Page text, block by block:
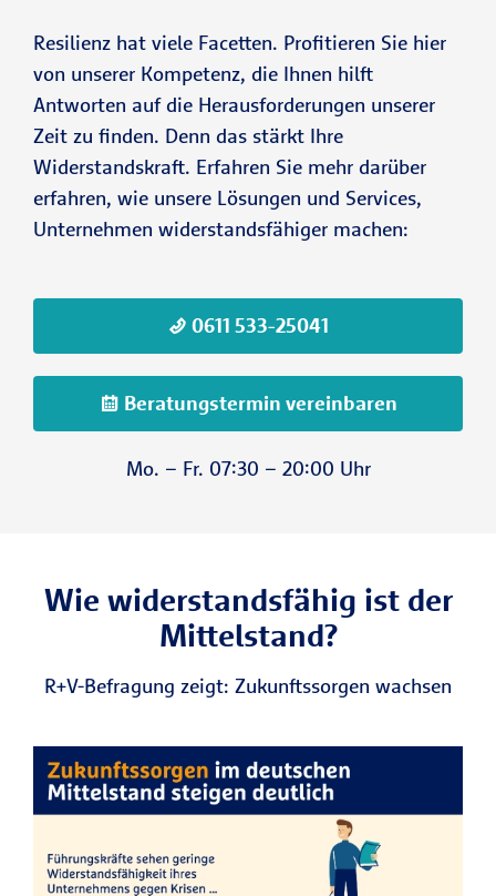
Resilienz hat viele Facetten. Profitieren Sie hier
von unserer Kompetenz, die Ihnen hilft
Antworten auf die Herausforderungen unserer
Zeit zu finden. Denn das stärkt Ihre
Widerstandskraft. Erfahren Sie mehr darüber
erfahren, wie unsere Lösungen und Services,
Unternehmen widerstandsfähiger machen:
0611 533-25041
Beratungstermin vereinbaren
Mo. – Fr. 07:30 – 20:00 Uhr
Wie widerstandsfähig ist der
Mittelstand?
R+V-Befragung zeigt: Zukunftssorgen wachsen